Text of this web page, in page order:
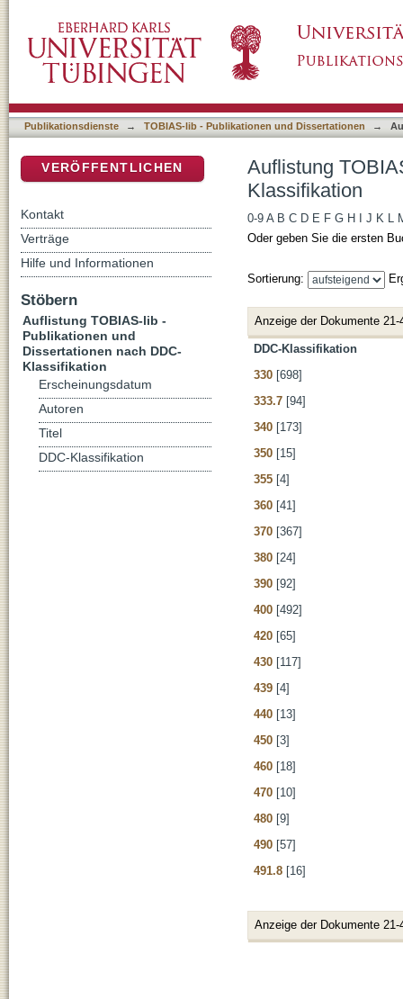
Publikationsdienste → TOBIAS-lib - Publikationen und Dissertationen →
Auflistung
Klassifikation
0-9 A B C D E F G H J K L
Oder geben Sie die ersten
Sortierung:
Anzeige der Dokumente 21-
DDC-Klassifikation
330 [698]
333.7 [94]
340 [173]
350 [15]
355 [4]
360 [41]
370 [367]
380 [24]
390 [92]
400 [492]
420 [65]
430 [117]
439 [4]
440 [13]
450 [3]
460 [18]
470 [10]
480 [9]
490 [57]
491.8 [16]
Anzeige der Dokumente 21-
VERÖFFENTLICHEN
Kontakt
Verträge
Hilfe und Informationen
Stöbern
Auflistung TOBIAS-lib -
Publikationen und
Dissertationen nach DDC-
Klassifikation
Erscheinungsdatum
Autoren
Titel
DDC-Klassifikation